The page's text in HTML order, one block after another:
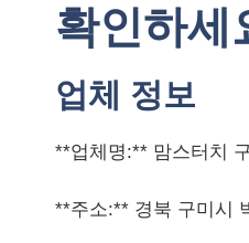
확인하세
업체 정보
**업체명:** 맘스터치
**주소:** 경북 구미시